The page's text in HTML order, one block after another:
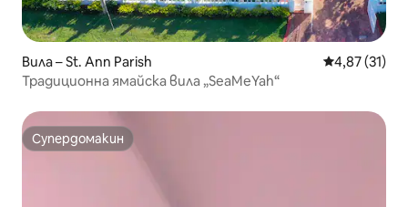
Вила – St. Ann Parish Средна
4,87 (31)
Традиционна ямайска вила „SeaMeYah“
Супердомакин
Супердомакин